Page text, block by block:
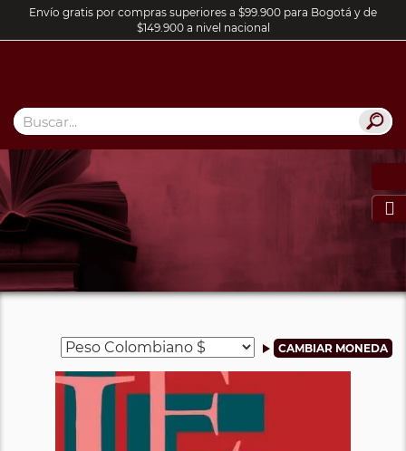
Envío gratis por compras superiores a $99.900 para Bogotá y de
$149.900 a nivel nacional
